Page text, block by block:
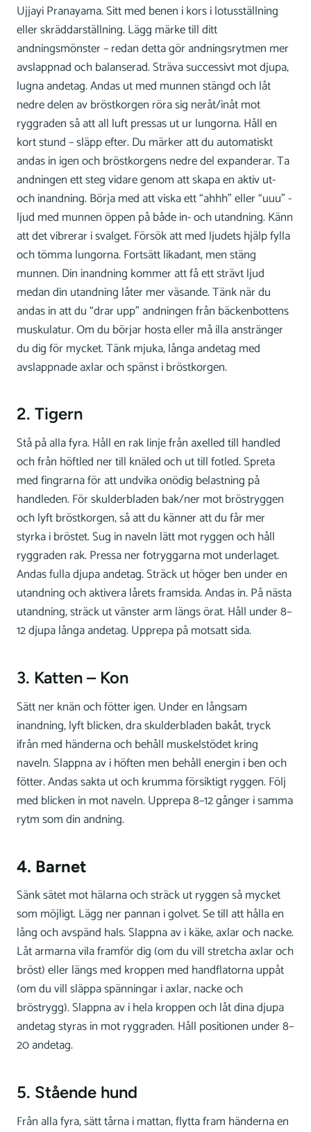
Ujjayi Pranayama. Sitt med benen i kors i lotusställning
eller skräddarställning. Lägg märke till ditt
andningsmönster – redan detta gör andningsrytmen mer
avslappnad och balanserad. Sträva successivt mot djupa,
lugna andetag. Andas ut med munnen stängd och låt
nedre delen av bröstkorgen röra sig neråt/inåt mot
ryggraden så att all luft pressas ut ur lungorna. Håll en
kort stund – släpp efter. Du märker att du automatiskt
andas in igen och bröstkorgens nedre del expanderar. Ta
andningen ett steg vidare genom att skapa en aktiv ut-
och inandning. Börja med att viska ett “ahhh” eller “uuu” -
ljud med munnen öppen på både in- och utandning. Känn
att det vibrerar i svalget. Försök att med ljudets hjälp fylla
och tömma lungorna. Fortsätt likadant, men stäng
munnen. Din inandning kommer att få ett strävt ljud
medan din utandning låter mer väsande. Tänk när du
andas in att du “drar upp” andningen från bäckenbottens
muskulatur. Om du börjar hosta eller må illa anstränger
du dig för mycket. Tänk mjuka, långa andetag med
avslappnade axlar och spänst i bröstkorgen.
2. Tigern
Stå på alla fyra. Håll en rak linje från axelled till handled
och från höftled ner till knäled och ut till fotled. Spreta
med fingrarna för att undvika onödig belastning på
handleden. För skulderbladen bak/ner mot bröstryggen
och lyft bröstkorgen, så att du känner att du får mer
styrka i bröstet. Sug in naveln lätt mot ryggen och håll
ryggraden rak. Pressa ner fotryggarna mot underlaget.
Andas fulla djupa andetag. Sträck ut höger ben under en
utandning och aktivera lårets framsida. Andas in. På nästa
utandning, sträck ut vänster arm längs örat. Håll under 8–
12 djupa långa andetag. Upprepa på motsatt sida.
3. Katten – Kon
Sätt ner knän och fötter igen. Under en långsam
inandning, lyft blicken, dra skulderbladen bakåt, tryck
ifrån med händerna och behåll muskelstödet kring
naveln. Slappna av i höften men behåll energin i ben och
fötter. Andas sakta ut och krumma försiktigt ryggen. Följ
med blicken in mot naveln. Upprepa 8–12 gånger i samma
rytm som din andning.
4. Barnet
Sänk sätet mot hälarna och sträck ut ryggen så mycket
som möjligt. Lägg ner pannan i golvet. Se till att hålla en
lång och avspänd hals. Slappna av i käke, axlar och nacke.
Låt armarna vila framför dig (om du vill stretcha axlar och
bröst) eller längs med kroppen med handflatorna uppåt
(om du vill släppa spänningar i axlar, nacke och
bröstrygg). Slappna av i hela kroppen och låt dina djupa
andetag styras in mot ryggraden. Håll positionen under 8–
20 andetag.
5. Stående hund
Från alla fyra, sätt tårna i mattan, flytta fram händerna en